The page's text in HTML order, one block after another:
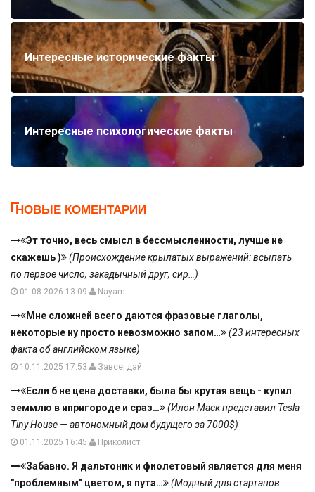
Интересные исторические факты
Интересные психологические факты
НОВЫЕ КОМЕНТАРИИ
Эт точно, весь смысл в бессмысленности, лучше не
скажешь )
(Происхождение крылатых выражений: всыпать
по первое число, закадычный друг, сир…)
01.08.2026 13:09 Nayam
Мне сложней всего даются фразовые глаголы,
некоторые ну просто невозможно запом…
(23 интересных
факта об английском языке)
10.11.2025 17:53 Завсегдай
Если б не цена доставки, была бы крутая вещь - купил
земмлю в ипригороде и сраз…
(Илон Маск представил Tesla
Tiny House — автономный дом будущего за 7000$)
01.11.2025 16:45 Приколист
Забавно. Я дальтоник и фиолетовый является для меня
"проблемным" цветом, я пута…
(Модный для стартапов